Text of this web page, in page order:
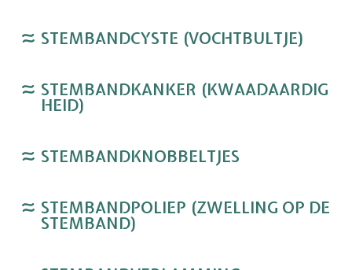
STEMBANDCYSTE (VOCHTBULTJE)
STEMBANDKANKER (KWAADAARDIG
HEID)
STEMBANDKNOBBELTJES
STEMBANDPOLIEP (ZWELLING OP DE
STEMBAND)